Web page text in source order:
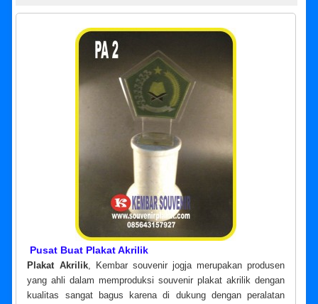
Pusat Buat Plakat Akrilik
Plakat Akrilik, Kembar souvenir jogja merupakan produsen
yang ahli dalam memproduksi souvenir plakat akrilik dengan
kualitas sangat bagus karena di dukung dengan peralatan